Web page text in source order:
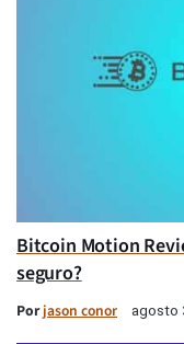
Bitcoin Motion
seguro?
Porjason conor agosto